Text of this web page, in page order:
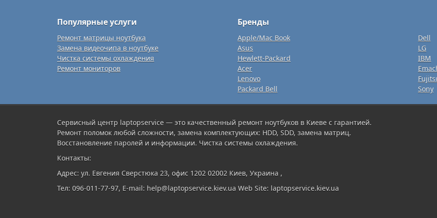
Популярные услуги Бренды
Ремонт матрицы ноутбука
Замена видеочипа в ноутбуке
Чистка системы охлаждения
Ремонт мониторов
Apple/Mac Book
Asus
Hewlett-Packard
Acer
Lenovo
Packard Bell
Dell
LG
IBM
Sony
Сервисный центр laptopservice — это качественный ремонт ноутбуков в Киеве с гарантией.
Ремонт поломок любой сложности, замена комплектующих: HDD, SDD, замена матриц.
Восстановление паролей и информации. Чистка системы охлаждения.
Контакты:
Адрес: ул. Евгения Сверстюка 23, офис 1202 02002 Киев, Украина ,
Тел: 096-011-77-97, E-mail: help@laptopservice.kiev.ua Web Site: laptopservice.kiev.ua